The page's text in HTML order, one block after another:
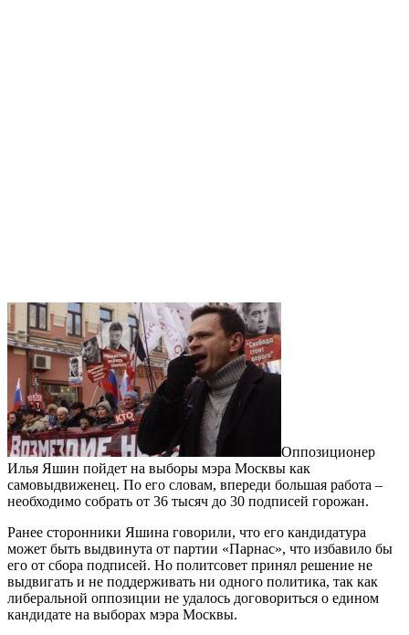
Оппозиционер
Илья Яшин пойдет на выборы мэра Москвы как
самовыдвиженец. По его словам, впереди большая работа –
необходимо собрать от 36 тысяч до 30 подписей горожан.
Ранее сторонники Яшина говорили, что его кандидатура
может быть выдвинута от партии «Парнас», что избавило бы
его от сбора подписей. Но политсовет принял решение не
выдвигать и не поддерживать ни одного политика, так как
либеральной оппозиции не удалось договориться о едином
кандидате на выборах мэра Москвы.